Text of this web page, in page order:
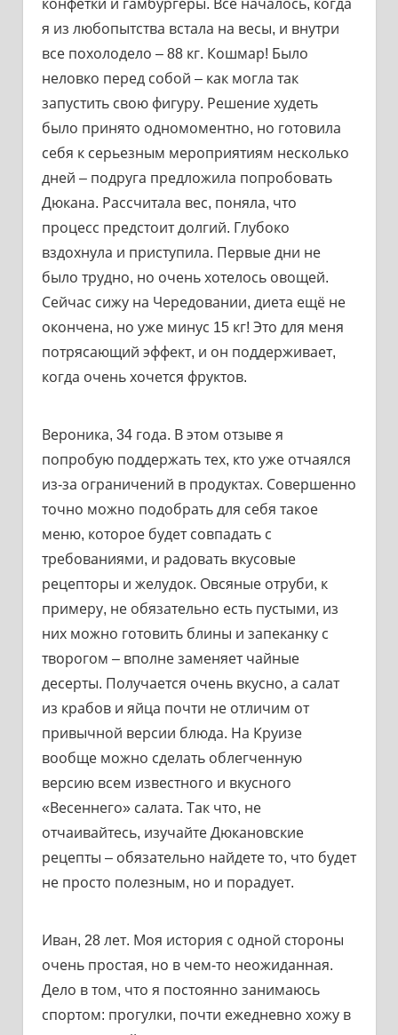
конфетки и гамбургеры. Все началось, когда
я из любопытства встала на весы, и внутри
все похолодело – 88 кг. Кошмар! Было
неловко перед собой – как могла так
запустить свою фигуру. Решение худеть
было принято одномоментно, но готовила
себя к серьезным мероприятиям несколько
дней – подруга предложила попробовать
Дюкана. Рассчитала вес, поняла, что
процесс предстоит долгий. Глубоко
вздохнула и приступила. Первые дни не
было трудно, но очень хотелось овощей.
Сейчас сижу на Чередовании, диета ещё не
окончена, но уже минус 15 кг! Это для меня
потрясающий эффект, и он поддерживает,
когда очень хочется фруктов.
Вероника, 34 года. В этом отзыве я
попробую поддержать тех, кто уже отчаялся
из-за ограничений в продуктах. Совершенно
точно можно подобрать для себя такое
меню, которое будет совпадать с
требованиями, и радовать вкусовые
рецепторы и желудок. Овсяные отруби, к
примеру, не обязательно есть пустыми, из
них можно готовить блины и запеканку с
творогом – вполне заменяет чайные
десерты. Получается очень вкусно, а салат
из крабов и яйца почти не отличим от
привычной версии блюда. На Круизе
вообще можно сделать облегченную
версию всем известного и вкусного
«Весеннего» салата. Так что, не
отчаивайтесь, изучайте Дюкановские
рецепты – обязательно найдете то, что будет
не просто полезным, но и порадует.
Иван, 28 лет. Моя история с одной стороны
очень простая, но в чем-то неожиданная.
Дело в том, что я постоянно занимаюсь
спортом: прогулки, почти ежедневно хожу в